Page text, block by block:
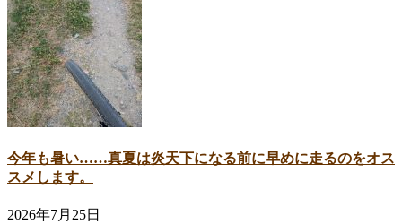
今年も暑い……真夏は炎天下になる前に早めに走るのをオス
スメします。
2026年7月25日